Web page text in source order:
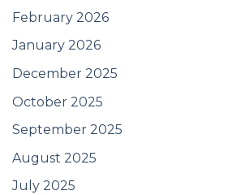
February 2026
January 2026
December 2025
October 2025
September 2025
August 2025
July 2025